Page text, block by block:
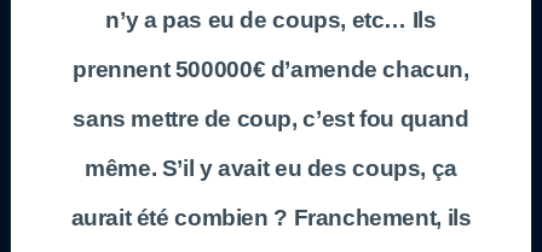
n’y a pas eu de coups, etc… Ils
prennent 500000€ d’amende chacun,
sans mettre de coup, c’est fou quand
même. S’il y avait eu des coups, ça
aurait été combien ? Franchement, ils